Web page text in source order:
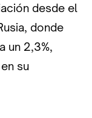
desde el
donde
un 2,3%,
su